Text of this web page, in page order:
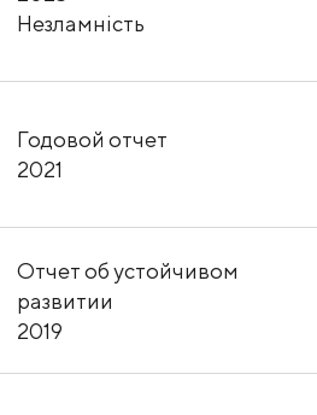
Незламність
Годовой отчет
2021
Отчет об устойчивом
развитии
2019